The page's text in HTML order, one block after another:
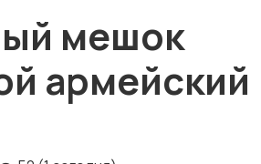
мешок
армейский